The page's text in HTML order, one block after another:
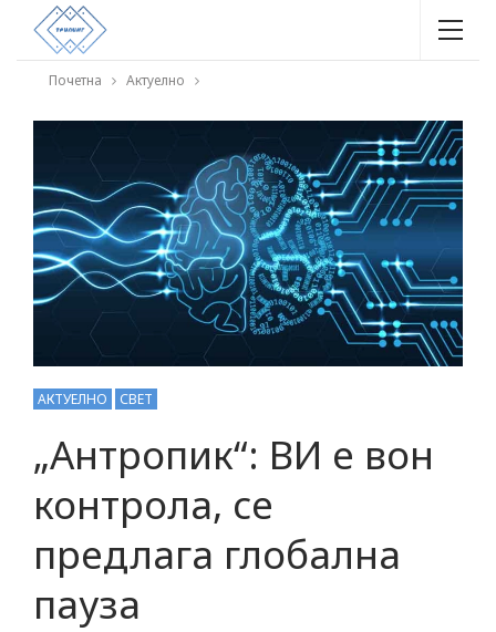
Почетна Актуелно
АКТУЕЛНО СВЕТ
„Антропик“: ВИ е вон
контрола, се
предлага глобална
пауза